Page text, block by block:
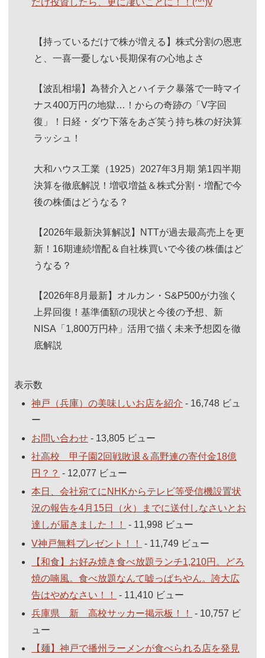
だけ投資したら、更に凄いことに！！(^^)v
【持っているだけで株が増える】株式分割の恩恵
と、一喜一憂しない長期保有の心地よさ
【波乱相場】為替介入とハイテク暴落で一時マイ
ナス400万円の地獄…！からの奇跡の「V字回
復」！日経・ダウ下落をあざ笑う持ち株の好決算
ラッシュ！
大和ハウス工業（1925）2027年3月期 第1四半期
決算を徹底解説！増収増益＆株式分割・増配で今
後の株価はどうなる？
【2026年最新決算解説】NTTが過去最高売上を更
新！16期連続増配＆自社株買いで今後の株価はど
うなる？
【2026年8月最新】オルカン・S&P500が力強く
上昇回復！基準価額の現状と今後の予想、新
NISA「1,800万円枠」活用で描く未来予想図を徹
底解説
表示数
神戸（兵庫）の美味しいお店を紹介 - 16,748 ビュ
ー
お問い合わせ - 13,805 ビュー
社高校 甲子園2回戦敗退＆高野連の寄付金18億
円？？ - 12,077 ビュー
本日、会社宛てにNHKからテレビ等受信機設置状
況の報告を4月15日（火）までに送付しなさいとお
達しが届きました！！
- 11,998 ビュー
V神戸無料プレゼント！！
- 11,749 ビュー
【和食】お好み焼き食べ放題ランチ1,210円。どろ
焼の喃風。食べ放題なんて嘘っぱちやん。誇大広
告はやめなさい！！
- 11,410 ビュー
兵庫県 新 高校サッカー掲示板！！
- 10,757 ビ
ュー
【麺】神戸で播州ラーメンが食べられる店を発見